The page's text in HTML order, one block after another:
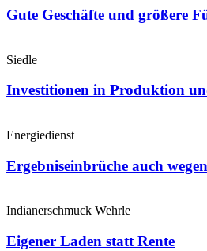
Gute Geschäfte und größere
Siedle
Investitionen in Produktion
Energiedienst
Ergebniseinbrüche auch
Indianerschmuck Wehrle
Eigener Laden statt Rente